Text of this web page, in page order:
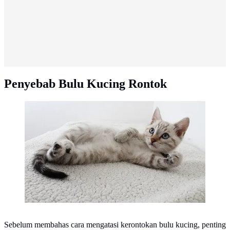
Penyebab Bulu Kucing Rontok
Ilustrasi Kucing di Karpet Credit: pexels.com/Anel
Sebelum membahas cara mengatasi kerontokan bulu kucing, penting